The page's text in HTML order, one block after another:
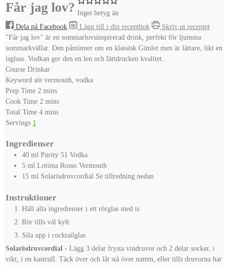
Får jag lov? Inget betyg än
Dela på Facebook
Lägg till i din receptbok
Skriv ut receptet
"Får jag lov" är en sommarlovsinspirerad drink, perfekt för ljumma
sommarkvällar. Den påminner om en klassisk Gimlet men är lättare, likt en
isglass. Vodkan ger den en len och lättdrucken kvalitet.
Course Drinkar
Keyword söt vermouth, vodka
Prep Time 2 minutes
mins
Cook Time 2 minutes
mins
Total Time 4minutes
mins
Servings 1
Ingredienser
40 ml Purity 51 Vodka
5 ml Lotima Rosso Vermouth
15 ml Solarisdruvcordial Se tillredning nedan
Instruktioner
Häll alla ingredienser i ett rörglas med is
Rör tills väl kylt
Sila upp i cocktailglas
Solarisdruvcordial - Lägg 3 delar frysta vindruvor och 2 delar socker, i
vikt, i en kastrull. Täck över och låt stå över natten, eller tills druvorna har